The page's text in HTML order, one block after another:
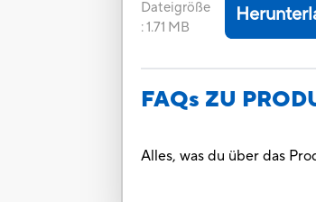
Dateigröße
:1.71 MB
FAQs ZU
Alles, was du über das